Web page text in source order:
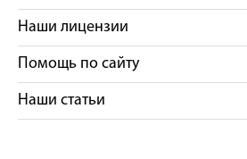
Наши лицензии
Помощь по сайту
Наши статьи